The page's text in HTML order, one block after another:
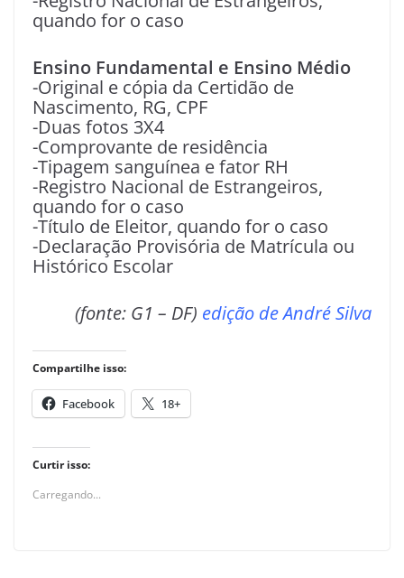
quando for o caso
Ensino Fundamental e Ensino Médio
-Original e cópia da Certidão de
Nascimento, RG, CPF
-Duas fotos 3X4
-Comprovante de residência
-Tipagem sanguínea e fator RH
-Registro Nacional de Estrangeiros,
quando for o caso
-Título de Eleitor, quando for o caso
-Declaração Provisória de Matrícula ou
Histórico Escolar
(fonte: G1 – DF) edição de André Silva
Compartilhe isso:
Facebook 18+
Curtir isso:
Carregando...